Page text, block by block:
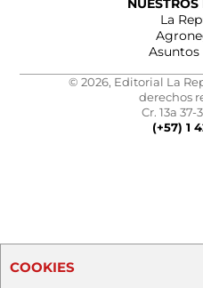
La
Asuntos
© 2026, Editorial La
derechos
Cr. 13a
(+57) 1
COOKIES